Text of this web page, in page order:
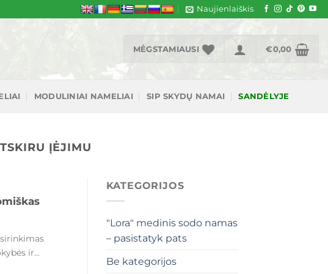
Naujienlaiškis
MĖGSTAMIAUSI €0,00
MODULINIAI NAMELIAI SIP SKYDŲ NAMAI SANDĖLYJE
ĮĖJIMU
ir...
KATEGORIJOS
"Lora" medinis sodo namas
– pasistatyk pats
Be kategorijos